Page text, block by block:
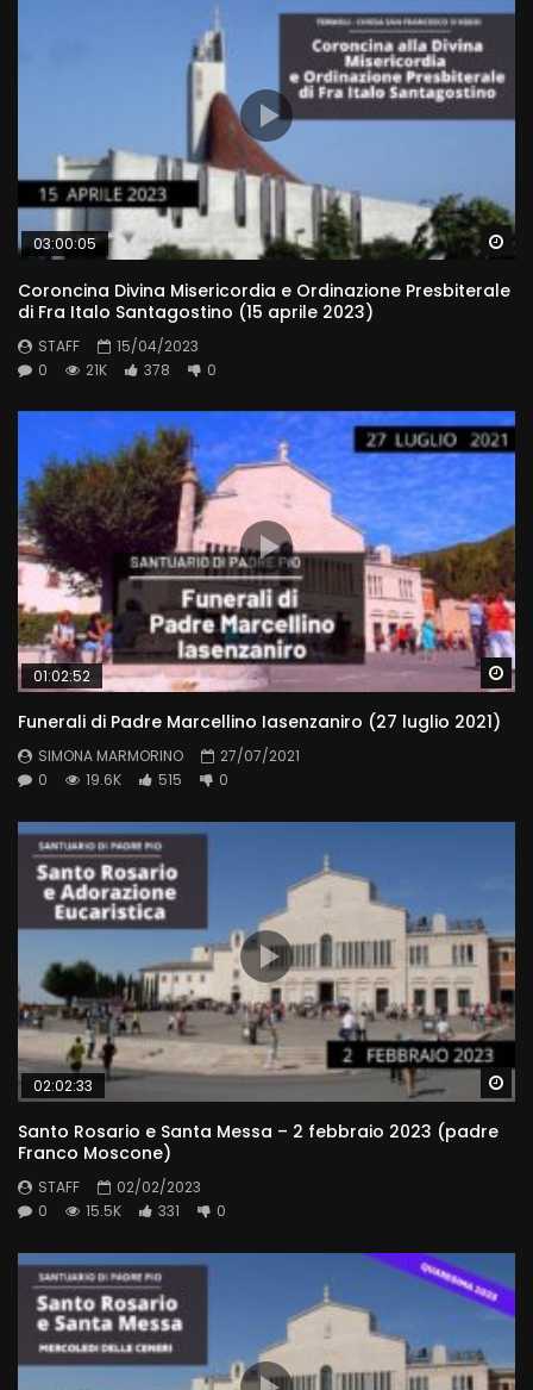
03:00:05
Coroncina Divina Misericordia e Ordinazione Presbiterale
di Fra Italo Santagostino (15 aprile 2023)
STAFF
15/04/2023
0
21K 378 0
01:02:52
Funerali di Padre Marcellino Iasenzaniro (27 luglio 2021)
SIMONA MARMORINO
27/07/2021
0
19.6K 515 0
02:02:33
Santo Rosario e Santa Messa – 2 febbraio 2023 (padre
Franco Moscone)
STAFF
02/02/2023
0
15.5K 331 0